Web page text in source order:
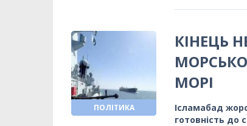
ПОЛІТИКА
КІНЕЦЬ
МОРІ
Ісламабад
готовність до